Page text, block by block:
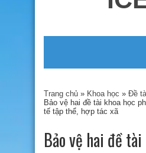
Trang chủ » Khoa học » Đề
Bảo vệ hai đề tài khoa học
tế tập thể, hợp tác xã
Bảo vệ hai đề